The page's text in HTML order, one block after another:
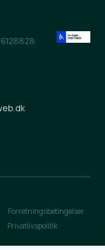
Forretningsbetingelser
Privatlivspolitik